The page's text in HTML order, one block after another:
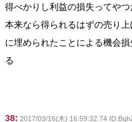
得べかりし利益の損失ってやつ
本来なら得られるはずの売り
に埋められたことによる機会
る
38: 2017/03/16(木) 16:59:32.74